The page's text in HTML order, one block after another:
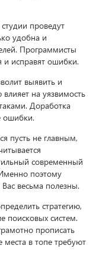
проведут
удобна и
Программисты
исправят ошибки.
выявить и
на уязвимость
Доработка
ошибки.
пусть не главным,
современный
поэтому
весьма полезны.
стратегию,
поисковых систем.
прописать
места в топе требуют